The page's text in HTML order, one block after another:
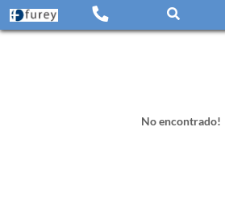
No encontrado!